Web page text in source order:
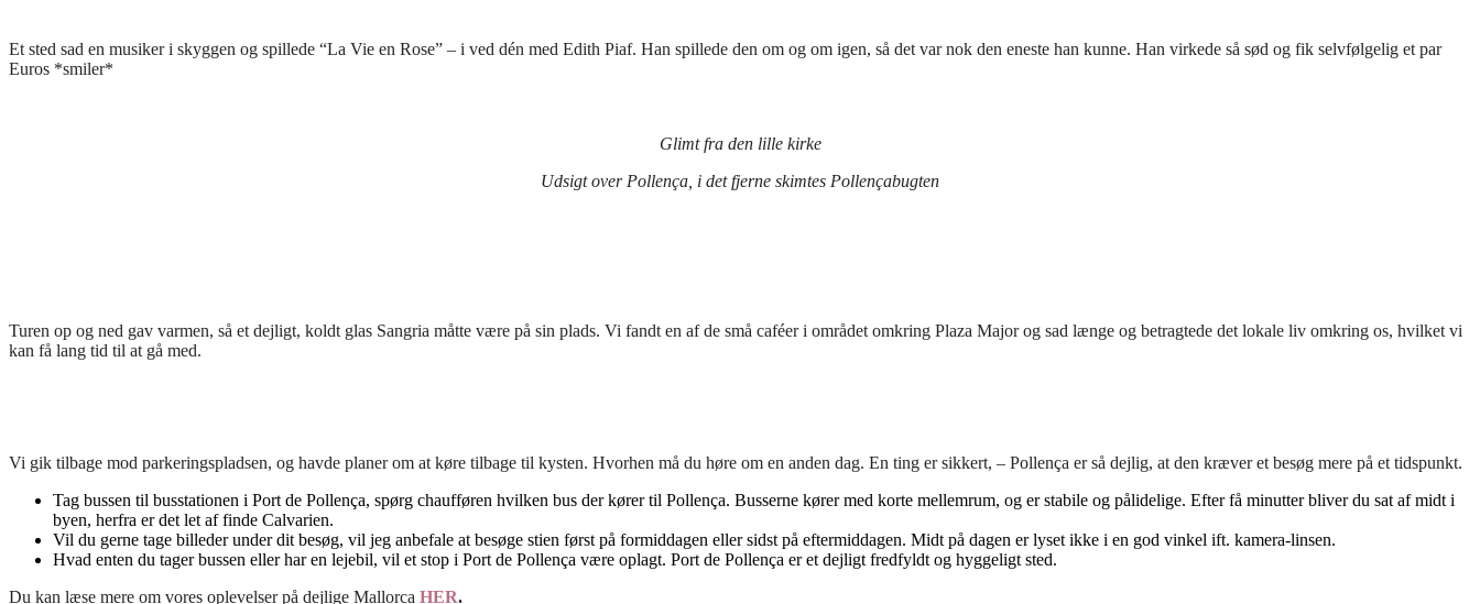
Et sted sad en musiker i skyggen og spillede “La Vie en Rose” – i ved dén med Edith Piaf. Han spillede den om og om igen, så det var nok den eneste han kunne. Han virkede så sød og fik selvfølgelig et par
Euros *smiler*
Glimt fra den lille kirke
Udsigt over Pollença, i det fjerne skimtes Pollençabugten
Turen op og ned gav varmen, så et dejligt, koldt glas Sangria måtte være på sin plads. Vi fandt en af de små caféer i området omkring Plaza Major og sad længe og betragtede det lokale liv omkring os, hvilket vi
kan få lang tid til at gå med.
Vi gik tilbage mod parkeringspladsen, og havde planer om at køre tilbage til kysten. Hvorhen må du høre om en anden dag. En ting er sikkert, – Pollença er så dejlig, at den kræver et besøg mere på et tidspunkt.
Tag bussen til busstationen i Port de Pollença, spørg chaufføren hvilken bus der kører til Pollença. Busserne kører med korte mellemrum, og er stabile og pålidelige. Efter få minutter bliver du sat af midt i
byen, herfra er det let af finde Calvarien.
Vil du gerne tage billeder under dit besøg, vil jeg anbefale at besøge stien først på formiddagen eller sidst på eftermiddagen. Midt på dagen er lyset ikke i en god vinkel ift. kamera-linsen.
Hvad enten du tager bussen eller har en lejebil, vil et stop i Port de Pollença være oplagt. Port de Pollença er et dejligt fredfyldt og hyggeligt sted.
Du kan læse mere om vores oplevelser på dejlige Mallorca HER.